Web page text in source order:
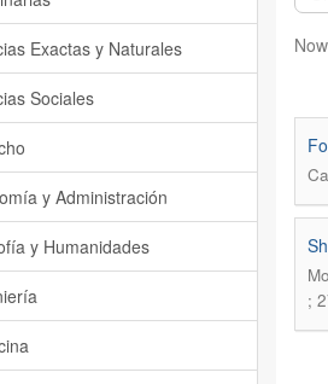
;
Exactas y Naturales
Sociales
y Administración
y Humanidades